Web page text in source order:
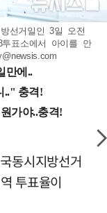
선거일인 3일 오전
표소에서 아이를 안
동시지방선거
투표율이